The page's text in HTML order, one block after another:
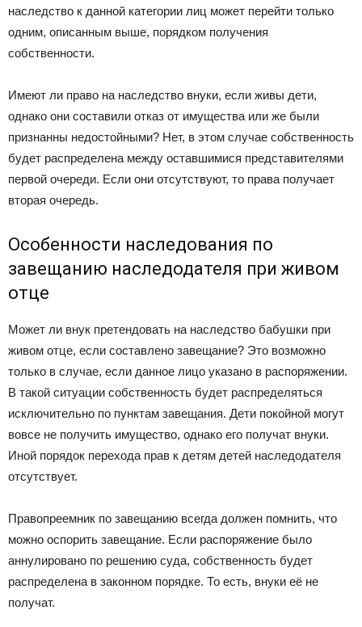
наследство к данной категории лиц может перейти только
одним, описанным выше, порядком получения
собственности.
Имеют ли право на наследство внуки, если живы дети,
однако они составили отказ от имущества или же были
признанны недостойными? Нет, в этом случае собственность
будет распределена между оставшимися представителями
первой очереди. Если они отсутствуют, то права получает
вторая очередь.
Особенности наследования по
завещанию наследодателя при живом
отце
Может ли внук претендовать на наследство бабушки при
живом отце, если составлено завещание? Это возможно
только в случае, если данное лицо указано в распоряжении.
В такой ситуации собственность будет распределяться
исключительно по пунктам завещания. Дети покойной могут
вовсе не получить имущество, однако его получат внуки.
Иной порядок перехода прав к детям детей наследодателя
отсутствует.
Правопреемник по завещанию всегда должен помнить, что
можно оспорить завещание. Если распоряжение было
аннулировано по решению суда, собственность будет
распределена в законном порядке. То есть, внуки её не
получат.